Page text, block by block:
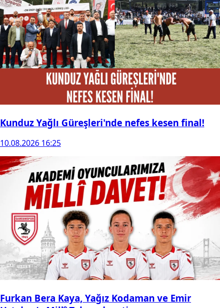
Kunduz Yağlı Güreşleri'nde nefes kesen final!
10.08.2026 16:25
Furkan Bera Kaya, Yağız Kodaman ve Emir